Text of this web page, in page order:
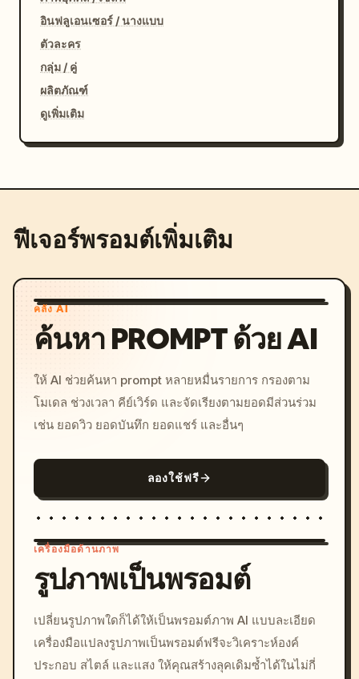
อินฟลูเอนเซอร์ / นางแบบ
ตัวละคร
กลุ่ม / คู่
ผลิตภัณฑ์
ดูเพิ่มเติม
ฟีเจอร์พรอมต์เพิ่มเติม
คลัง AI
ค้นหา PROMPT ด้วย AI
ให้ AI ช่วยค้นหา prompt หลายหมื่นรายการ กรองตาม
โมเดล ช่วงเวลา คีย์เวิร์ด และจัดเรียงตามยอดมีส่วนร่วม
เช่น ยอดวิว ยอดบันทึก ยอดแชร์ และอื่นๆ
ลองใช้ฟรี
c, cyberpunk sunset, neon
colors, 8k --v 6.0
เครื่องมือด้านภาพ
รูปภาพเป็นพรอมต์
เปลี่ยนรูปภาพใดก็ได้ให้เป็นพรอมต์ภาพ AI แบบละเอียด
เครื่องมือแปลงรูปภาพเป็นพรอมต์ฟรีจะวิเคราะห์องค์
ประกอบ สไตล์ และแสง ให้คุณสร้างลุคเดิมซ้ำได้ในไม่กี่